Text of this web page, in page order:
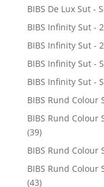
BIBS De Lux Sut -
BIBS Infinity Sut -
BIBS Infinity Sut -
BIBS Infinity Sut -
BIBS Infinity Sut -
BIBS Rund Colour
BIBS Rund Colour
(39)
BIBS Rund Colour
BIBS Rund Colour
(43)